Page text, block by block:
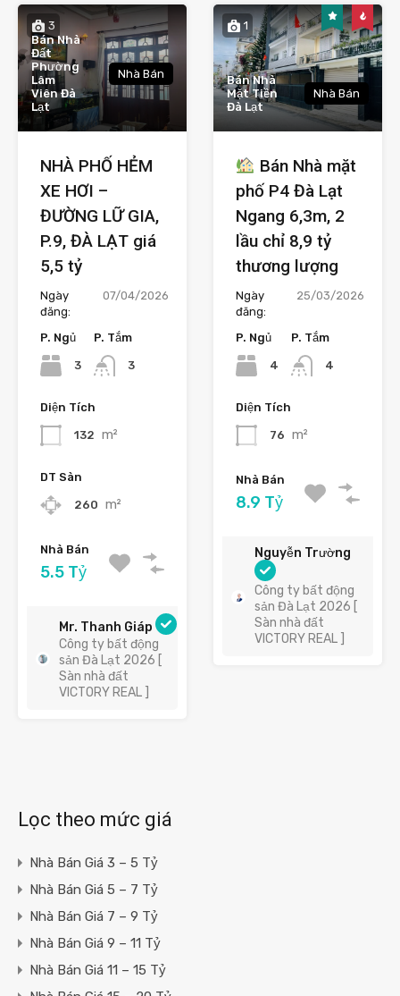
3
Bán Nhà
Đất
Phường
Lâm
Viên Đà
Lạt
Nhà Bán
NHÀ PHỐ HẺM
XE HƠI –
ĐƯỜNG LỮ GIA,
P.9, ĐÀ LẠT giá
5,5 tỷ
Ngày
đăng:
07/04/2026
P. Ngủ
3
P. Tắm
3
Diện Tích
132 m²
DT Sàn
260 m²
Nhà Bán
5.5 Tỷ
Mr. Thanh Giáp
Công ty bất động
sản Đà Lạt 2026 [
Sàn nhà đất
VICTORY REAL ]
1
Bán Nhà
Mặt Tiền
Đà Lạt
Nhà Bán
Bán Nhà mặt
phố P4 Đà Lạt
Ngang 6,3m, 2
lầu chỉ 8,9 tỷ
thương lượng
Ngày
đăng:
25/03/2026
P. Ngủ
4
P. Tắm
4
Diện Tích
76 m²
Nhà Bán
8.9 Tỷ
Nguyễn Trường
Công ty bất động
sản Đà Lạt 2026 [
Sàn nhà đất
VICTORY REAL ]
Lọc theo mức giá
Nhà Bán Giá 3 – 5 Tỷ
Nhà Bán Giá 5 – 7 Tỷ
Nhà Bán Giá 7 – 9 Tỷ
Nhà Bán Giá 9 – 11 Tỷ
Nhà Bán Giá 11 – 15 Tỷ